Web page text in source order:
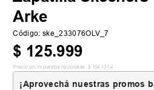
Arke
Código: ske_233076OLV_7
$ 125.999
Precio sin impuestos nacionales: $ 104 .131 ,4
¡Aprovechá nuestras promos